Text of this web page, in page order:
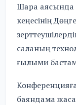
Шара аясында
кеңесінің
саланың
ғылыми
баяндама